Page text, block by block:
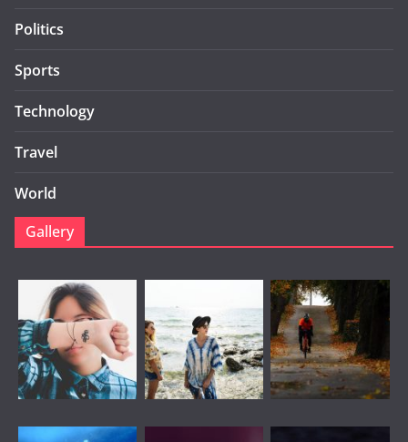
Politics
Sports
Technology
Travel
World
Gallery